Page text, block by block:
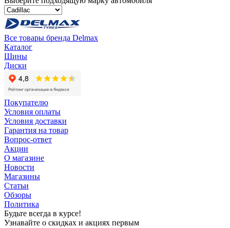
Все товары бренда Delmax
Каталог
Шины
Диски
Покупателю
Условия оплаты
Условия доставки
Гарантия на товар
Вопрос-ответ
Акции
О магазине
Новости
Магазины
Статьи
Обзоры
Политика
Будьте всегда в курсе!
Узнавайте о скидках и акциях первым